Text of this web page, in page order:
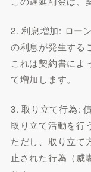
2. 利息増加: ロー
の利息が発生する
これは契約書によ
て増加します。
3. 取り立て行為:
取り立て活動を行
ただし、取り立て
止された行為（威